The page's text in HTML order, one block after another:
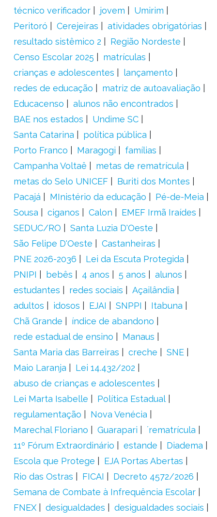
técnico verificador jovem
Umirim
Peritoró
Cerejeiras
atividades obrigatórias
resultado sistêmico 2
Região Nordeste
Censo Escolar 2025
matrículas
crianças e adolescentes
lançamento
redes de educação
matriz de autoavaliação
Educacenso
alunos não encontrados
BAE nos estados
Undime SC
Santa Catarina
política pública
Porto Franco
Maragogi
famílias
Campanha Voltaê
metas de rematrícula
metas do Selo UNICEF
Buriti dos Montes
Pacajá
MInistério da educação
Pé-de-Meia
Sousa
ciganos Calon
EMEF Irmã Iraídes
SEDUC/RO
Santa Luzia D'Oeste
São Felipe D'Oeste
Castanheiras
PNE 2026-2036
Lei da Escuta Protegida
PNIPI
bebês 4 anos 5 anos
alunos
estudantes
redes sociais
Açailândia
adultos
idosos EJAI SNPPI
Itabuna
Chã Grande
índice de abandono
rede estadual de ensino
Manaus
Santa Maria das Barreiras
creche
SNE
Maio Laranja
Lei 14.432/202
abuso de crianças e adolescentes
Lei Marta Isabelle
Política Estadual
regulamentação
Nova Venécia
Marechal Floriano
Guarapari
´rematrícula
11º Fórum Extraordinário
estande
Diadema
Escola que Protege
EJA Portas Abertas
Rio das Ostras
FICAI
Decreto 4572/2026
Semana de Combate à Infrequência Escolar
FNEX
desigualdades
desigualdades sociais